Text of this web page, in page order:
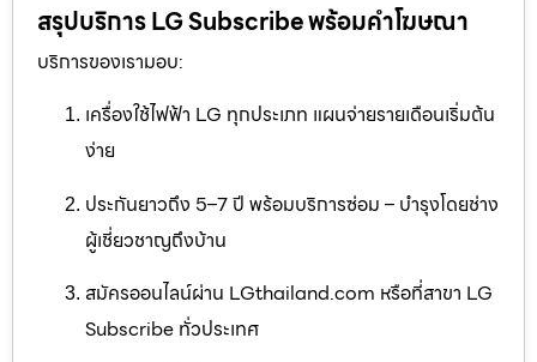
สรุปบริการ LG Subscribe พร้อมคำโฆษณา
บริการของเรามอบ:
เครื่องใช้ไฟฟ้า LG ทุกประเภท แผนจ่ายรายเดือนเริ่มต้น
ง่าย
ประกันยาวถึง 5–7 ปี พร้อมบริการซ่อม – บำรุงโดยช่าง
ผู้เชี่ยวชาญถึงบ้าน
สมัครออนไลน์ผ่าน LGthailand.com หรือที่สาขา LG
Subscribe ทั่วประเทศ